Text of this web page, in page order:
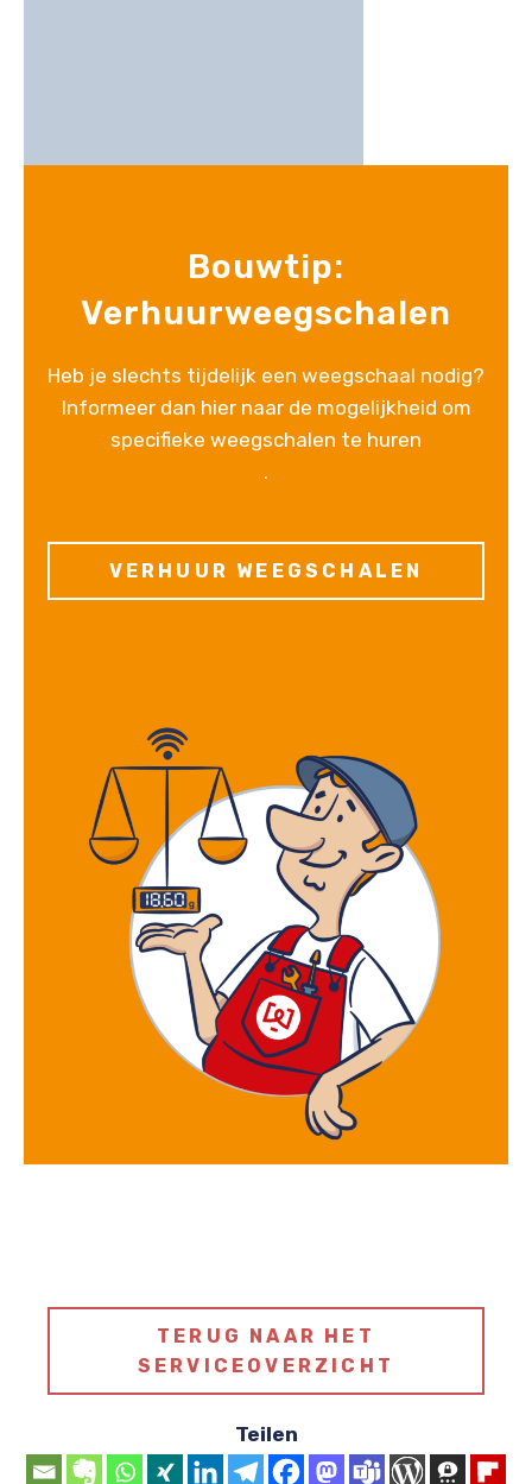
Bouwtip:
Verhuurweegschalen
Heb je slechts tijdelijk een weegschaal nodig?
Informeer dan hier naar de mogelijkheid om
specifieke weegschalen te huren
.
VERHUUR WEEGSCHALEN
TERUG NAAR HET
SERVICEOVERZICHT
Teilen